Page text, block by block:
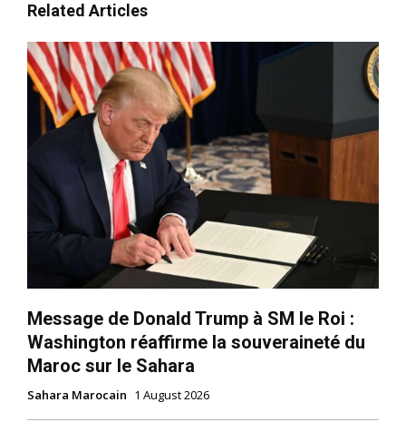
Related Articles
Message de Donald Trump à SM le Roi :
Washington réaffirme la souveraineté du
Maroc sur le Sahara
Sahara Marocain 1 August 2026